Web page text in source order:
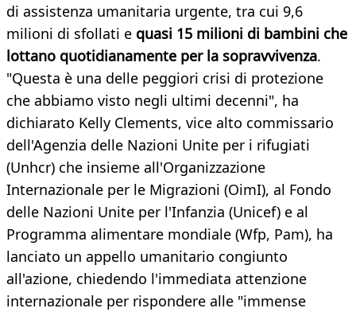
di assistenza umanitaria urgente, tra cui 9,6
milioni di sfollati e quasi 15 milioni di bambini che
lottano quotidianamente per la sopravvivenza.
"Questa è una delle peggiori crisi di protezione
che abbiamo visto negli ultimi decenni", ha
dichiarato Kelly Clements, vice alto commissario
dell'Agenzia delle Nazioni Unite per i rifugiati
(Unhcr) che insieme all'Organizzazione
Internazionale per le Migrazioni (OimI), al Fondo
delle Nazioni Unite per l'Infanzia (Unicef) e al
Programma alimentare mondiale (Wfp, Pam), ha
lanciato un appello umanitario congiunto
all'azione, chiedendo l'immediata attenzione
internazionale per rispondere alle "immense